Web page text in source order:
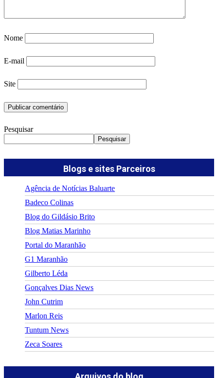
Nome
E-mail
Site
Pesquisar
Pesquisar
Blogs e sites Parceiros
Agência de Notícias Baluarte
Badeco Colinas
Blog do Gildásio Brito
Blog Matias Marinho
Portal do Maranhão
G1 Maranhão
Gilberto Léda
Gonçalves Dias News
John Cutrim
Marlon Reis
Tuntum News
Zeca Soares